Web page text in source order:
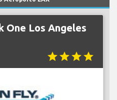
One Los Angeles
starstarstarstar